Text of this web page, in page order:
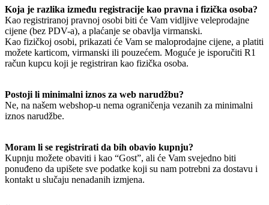
Koja je razlika između registracije kao pravna i fizička osoba?
Kao registriranoj pravnoj osobi biti će Vam vidljive veleprodajne
cijene (bez PDV-a), a plaćanje se obavlja virmanski.
Kao fizičkoj osobi, prikazati će Vam se maloprodajne cijene, a platiti
možete karticom, virmanski ili pouzećem. Moguće je isporučiti R1
račun kupcu koji je registriran kao fizička osoba.
Postoji li minimalni iznos za web narudžbu?
Ne, na našem webshop-u nema ograničenja vezanih za minimalni
iznos narudžbe.
Moram li se registrirati da bih obavio kupnju?
Kupnju možete obaviti i kao “Gost”, ali će Vam svejedno biti
ponuđeno da upišete sve podatke koji su nam potrebni za dostavu i
kontakt u slučaju nenadanih izmjena.